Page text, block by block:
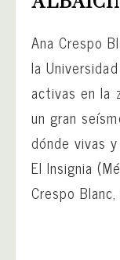
Ana Crespo
la
activas en la
un gran
dónde vivas
El Insignia
Crespo